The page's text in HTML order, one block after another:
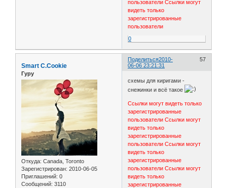
пользователи Ссылки могут
видеть только
зарегистрированные
пользователи
0
Поделиться 57
2010-
06-06 23:21:31
Smart C.Cookie
Гуру
Откуда: Canada, Toronto
Зарегистрирован: 2010-06-05
Приглашений: 0
Сообщений: 3110
схемы для киригами -
снежинки и всё такое
Ссылки могут видеть только
зарегистрированные
пользователи Ссылки могут
видеть только
зарегистрированные
пользователи Ссылки могут
видеть только
зарегистрированные
пользователи Ссылки могут
видеть только
зарегистрированные